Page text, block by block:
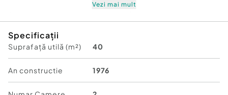
✔ Centrală termică proprie
✔ Tâmplărie PVC cu geam termopan
✔ Ușă metalică la intrare
✔ Bucătărie mobilată și utilată
✔ Zonă liniștită, cu acces rapid către mijloace de
transport, supermarketuri și centre comerciale
Vezi mai mult
Specificații
Suprafață utilă (m²) 40
An constructie 1976